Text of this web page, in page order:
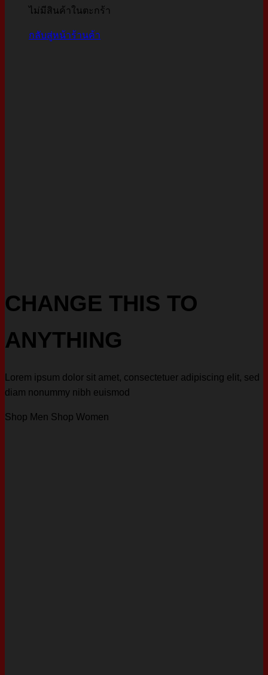
ไม่มีสินค้าในตะกร้า
กลับสู่หน้าร้านค้า
CHANGE THIS TO
ANYTHING
Lorem ipsum dolor sit amet, consectetuer adipiscing elit, sed
diam nonummy nibh euismod
Shop Men Shop Women